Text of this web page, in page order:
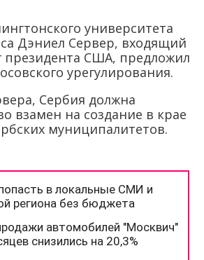
университета
Дэниел Сервер, входящий
президента США, предложил
урегулирования.
Сербия должна
взамен на создание в крае
муниципалитетов.